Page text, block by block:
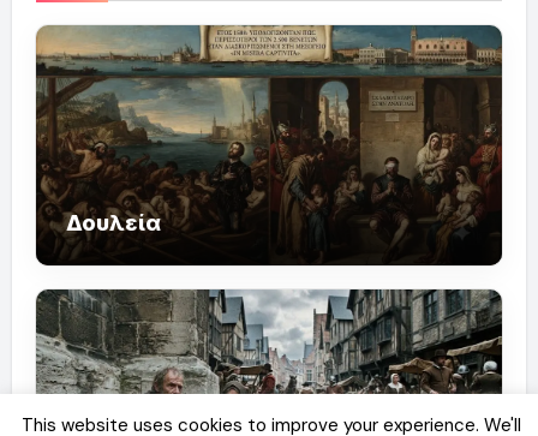
Δουλεία
This website uses cookies to improve your experience. We'll